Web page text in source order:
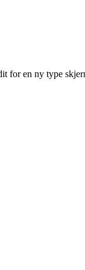
for en ny type